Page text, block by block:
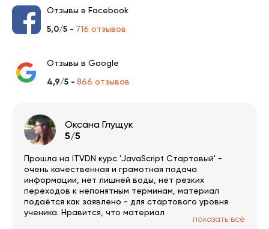
Отзывы в Facebook
5,0/5 - 716 отзывов
Отзывы в Google
4,9/5 - 866 отзывов
Оксана Глущук
5/5
Прошла на ITVDN курс 'JavaScript Стартовый' -
очень качественная и грамотная подача
информации, нет лишней воды, нет резких
переходов к непонятным терминам, материал
подаётся как заявлено - для стартового уровня
ученика. Нравится, что материал
структурированный и иллюстрируется примерами,
показать всё